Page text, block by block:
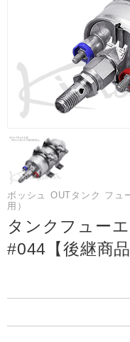
ボッシュ OUTタンク フュ
用）
タンクフュー
#044【後継商